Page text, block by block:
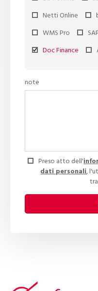
Netti Online
WMS Pro
Doc Finance
note
Preso atto dell'
dati personali,